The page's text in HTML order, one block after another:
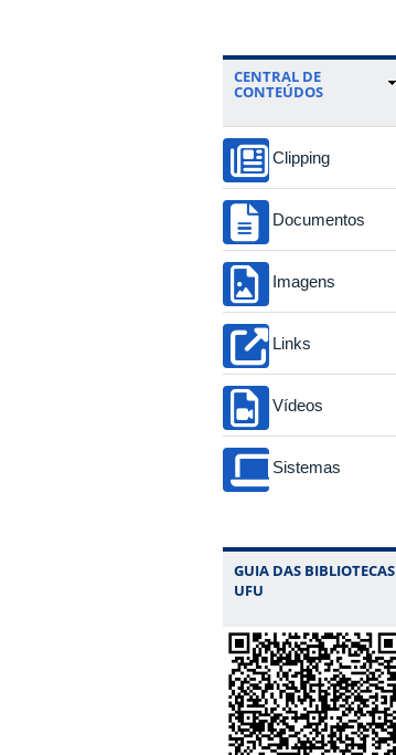
CENTRAL DE
CONTEÚDOS
Clipping
Documentos
Imagens
Links
Vídeos
Sistemas
GUIA DAS BIBLIOTECAS
UFU